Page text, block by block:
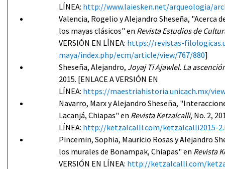
LÍNEA: http://www.laiesken.net/arqueologia/
Valencia, Rogelio y Alejandro Sheseña,
los mayas clásicos" en Revista Estudios de
VERSIÓN EN LÍNEA: https://revistas-
maya/index.php/ecm/article/view/767/880]
Sheseña, Alejandro, Joyaj Ti Ajawlel. La
2015. [ENLACE A VERSIÓN EN
LÍNEA: https://maestriahistoria.unicach.mx/
Navarro, Marx y Alejandro Sheseña,
Lacanjá, Chiapas" en Revista Ketzalcalli, No. 2,
LÍNEA: http://ketzalcalli.com/ketzalcalli2015-
Pincemin, Sophia, Mauricio Rosas y Alejandro
los murales de Bonampak, Chiapas" en Revista
VERSIÓN EN LÍNEA: http://ketzalcalli.com/